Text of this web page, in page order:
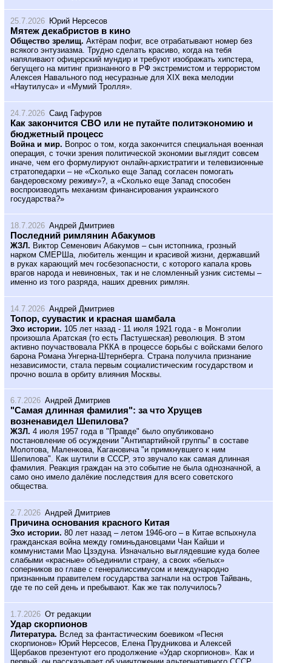
25.7.2026 Юрий Нерсесов
Мятеж декабристов в кино
Общество зрелищ. Актёрам пофиг, все отрабатывают номер без
всякого энтузиазма. Трудно сделать красиво, когда на тебя
напяливают офицерский мундир и требуют изображать хипстера,
бегущего на митинг признанного в РФ экстремистом и террористом
Алексея Навального под несуразные для XIX века мелодии
«Наутилуса» и «Мумий Тролля».
24.7.2026 Саид Гафуров
Как закончится СВО или не путайте политэкономию и
бюджетный процесс
Война и мир. Вопрос о том, когда закончится специальная военная
операция, с точки зрения политической экономии выглядит совсем
иначе, чем его формулируют онлайн-архистратиги и телевизионные
стратопедархи – не «Сколько еще Запад согласен помогать
бандеровскому режиму»?, а «Сколько еще Запад способен
воспроизводить механизм финансирования украинского
государства?»
18.7.2026 Андрей Дмитриев
Последний римлянин Абакумов
ЖЗЛ. Виктор Семенович Абакумов – сын истопника, грозный
нарком СМЕРШа, любитель женщин и красивой жизни, державший
в руках карающий меч госбезопасности, с которого капала кровь
врагов народа и невиновных, так и не сломленный узник системы –
именно из того разряда, наших древних римлян.
14.7.2026 Андрей Дмитриев
Топор, суувастик и красная шамбала
Эхо истории. 105 лет назад - 11 июля 1921 года - в Монголии
произошла Аратская (то есть Пастушеская) революция. В этом
активно поучаствовала РККА в процессе борьбы с войсками белого
барона Романа Унгерна-Штернберга. Страна получила признание
независимости, стала первым социалистическим государством и
прочно вошла в орбиту влияния Москвы.
6.7.2026 Андрей Дмитриев
"Самая длинная фамилия": за что Хрущев
возненавидел Шепилова?
ЖЗЛ. 4 июля 1957 года в "Правде" было опубликовано
постановление об осуждении "Антипартийной группы" в составе
Молотова, Маленкова, Кагановича "и примкнувшего к ним
Шепилова". Как шутили в СССР, это звучало как самая длинная
фамилия. Реакция граждан на это событие не была однозначной, а
само оно имело далёкие последствия для всего советского
общества.
2.7.2026 Андрей Дмитриев
Причина основания красного Китая
Эхо истории. 80 лет назад – летом 1946-ого – в Китае вспыхнула
гражданская война между гоминьдановцами Чан Кайши и
коммунистами Мао Цзэдуна. Изначально выглядевшие куда более
слабыми «красные» объединили страну, а своих «белых»
соперников во главе с генералиссимусом и международно
признанным правителем государства загнали на остров Тайвань,
где те по сей день и пребывают. Как же так получилось?
1.7.2026 От редакции
Удар скорпионов
Литература. Вслед за фантастическим боевиком «Песня
скорпионов» Юрий Нерсесов, Елена Прудникова и Алексей
Щербаков презентуют его продолжение «Удар скорпионов». Как и